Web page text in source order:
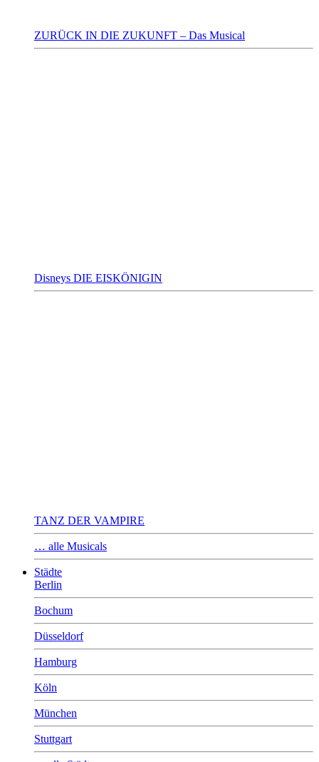
ZURÜCK IN DIE ZUKUNFT – Das Musical
Disneys DIE EISKÖNIGIN
TANZ DER VAMPIRE
… alle Musicals
Städte
Berlin
Bochum
Düsseldorf
Hamburg
Köln
München
Stuttgart